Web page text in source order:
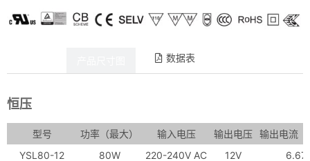
数据表
恒压
型号 功率（最大） 输入电压 输出电压 输出电流
YSL80-12
80W 220-240V AC 12V